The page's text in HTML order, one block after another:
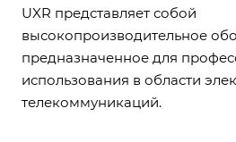
UXR представляет собой
высокопроизводительное
предназначенное для
использования в области
телекоммуникаций.